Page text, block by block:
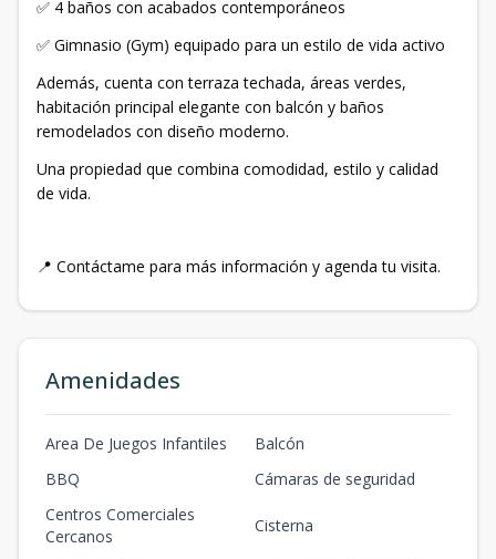
✅ 4 baños con acabados contemporáneos
✅ Gimnasio (Gym) equipado para un estilo de vida activo
Además, cuenta con terraza techada, áreas verdes,
habitación principal elegante con balcón y baños
remodelados con diseño moderno.
Una propiedad que combina comodidad, estilo y calidad
de vida.
📍 Contáctame para más información y agenda tu visita.
Amenidades
Area De Juegos Infantiles
Balcón
BBQ
Cámaras de seguridad
Centros Comerciales
Cercanos
Cisterna